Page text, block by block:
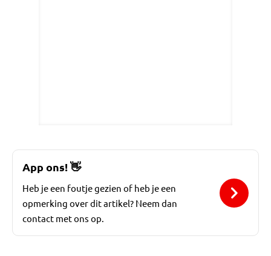
App ons!👋
Heb je een foutje gezien of heb je een
opmerking over dit artikel? Neem dan
contact met ons op.